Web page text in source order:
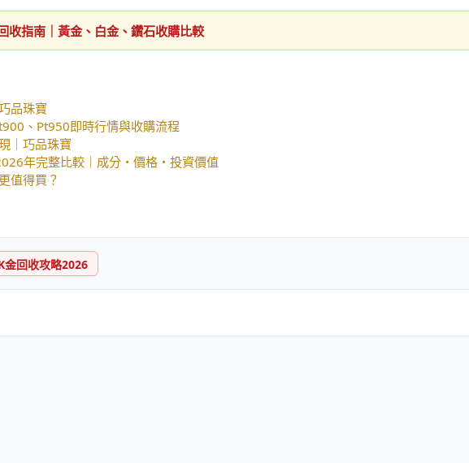
收指南｜黃金、白金、鑽石收購比較
品珠寶
、Pt950即時行情與收購流程
｜巧品珠寶
年完整比較｜成分・價格・投資價值
值得買？
金回收攻略2026